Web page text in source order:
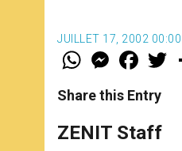
JUILLET 17, 2002 00:00
W
t
s
p
p
M
e
s
e
g
e
F
a
e
b
o
k
w
Share this Entry
ZENIT Staff